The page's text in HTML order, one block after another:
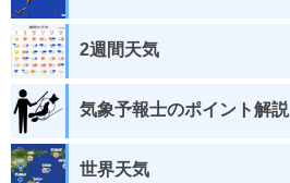
2週間天気
気象予報士のポイント解説
世界天気